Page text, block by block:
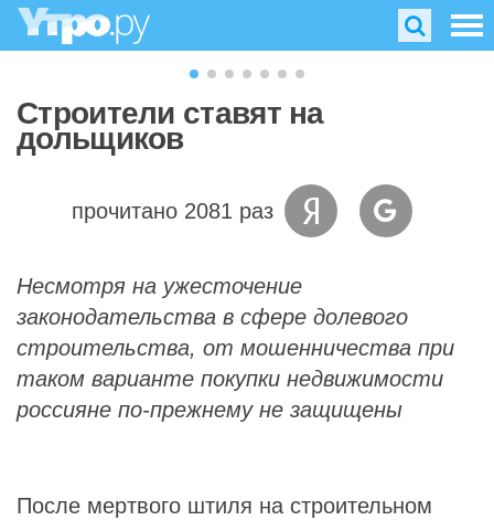
Строители ставят на
дольщиков
прочитано 2081 раз
Несмотря на ужесточение
законодательства в сфере долевого
строительства, от мошенничества при
таком варианте покупки недвижимости
россияне по-прежнему не защищены
После мертвого штиля на строительном